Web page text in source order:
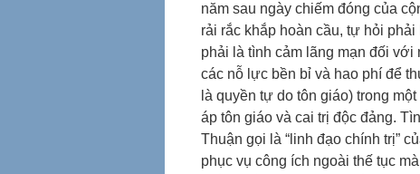
năm sau ngày chiếm đóng của
rải rắc khắp hoàn cầu, tự hỏi
phải là tình cảm lãng mạn đối với
các nỗ lực bền bỉ và hao phí để
là quyền tự do tôn giáo) trong
áp tôn giáo và cai trị độc đảng.
Thuận gọi là “linh đạo chính trị”
phục vụ công ích ngoài thế tục